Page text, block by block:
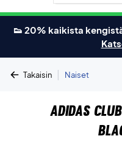
👟 20% kaikista
Takaisin | Naiset
Adidas